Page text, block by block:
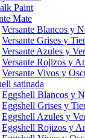
Paint
Mate
Versante Blancos y
Versante Grises y
Versante Azules y
Versante Rojizos y
Versante Vivos y
satinada
Eggshell Blancos y
Eggshell Grises y
Eggshell Azules y
Eggshell Rojizos y